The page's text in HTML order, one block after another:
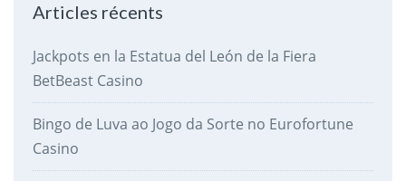
Articles récents
Jackpots en la Estatua del León de la Fiera
BetBeast Casino
Bingo de Luva ao Jogo da Sorte no Eurofortune
Casino